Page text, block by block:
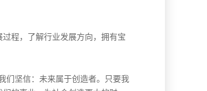
程，了解行业发展方向，拥有宝
们坚信：未来属于创造者。只要我